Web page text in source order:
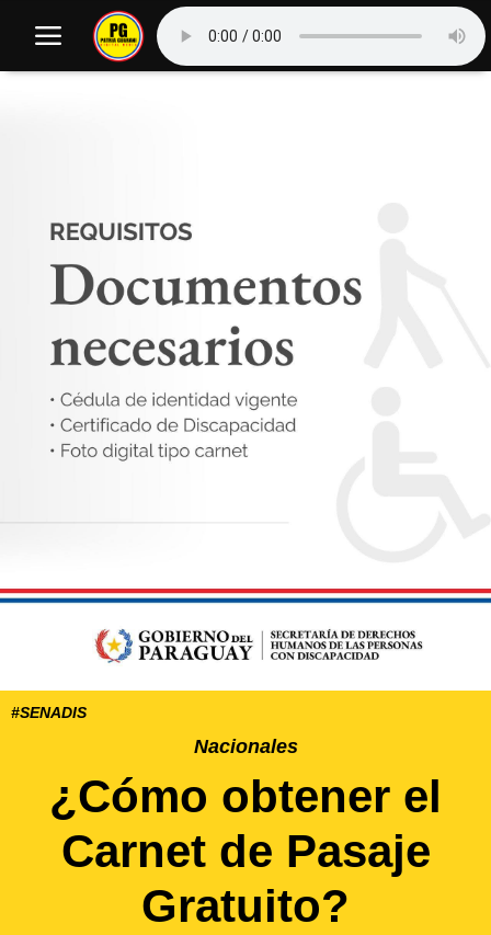
#SENADIS
Nacionales
¿Cómo obtener el
Carnet de Pasaje
Gratuito?